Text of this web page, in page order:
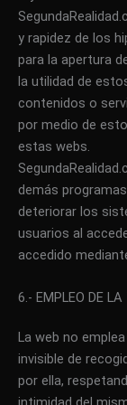
y rapidez de los
para la apertura
la utilidad de
contenidos o
por medio de
estas webs.
demás
deteriorar los
usuarios al
accedido
6.- EMPLEO DE
La web no
invisible de
por ella,